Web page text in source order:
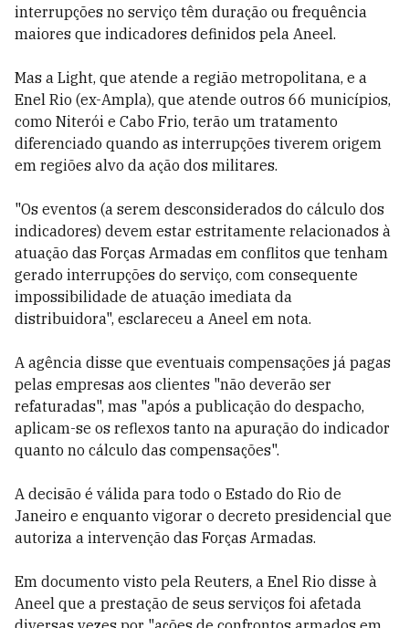
interrupções no serviço têm duração ou frequência
maiores que indicadores definidos pela Aneel.
Mas a Light, que atende a região metropolitana, e a
Enel Rio (ex-Ampla), que atende outros 66 municípios,
como Niterói e Cabo Frio, terão um tratamento
diferenciado quando as interrupções tiverem origem
em regiões alvo da ação dos militares.
"Os eventos (a serem desconsiderados do cálculo dos
indicadores) devem estar estritamente relacionados à
atuação das Forças Armadas em conflitos que tenham
gerado interrupções do serviço, com consequente
impossibilidade de atuação imediata da
distribuidora", esclareceu a Aneel em nota.
A agência disse que eventuais compensações já pagas
pelas empresas aos clientes "não deverão ser
refaturadas", mas "após a publicação do despacho,
aplicam-se os reflexos tanto na apuração do indicador
quanto no cálculo das compensações".
A decisão é válida para todo o Estado do Rio de
Janeiro e enquanto vigorar o decreto presidencial que
autoriza a intervenção das Forças Armadas.
Em documento visto pela Reuters, a Enel Rio disse à
Aneel que a prestação de seus serviços foi afetada